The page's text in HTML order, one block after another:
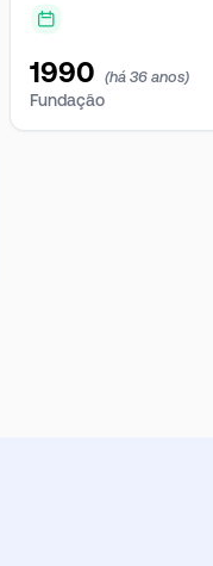
1990 (há 36 anos)
Fundação